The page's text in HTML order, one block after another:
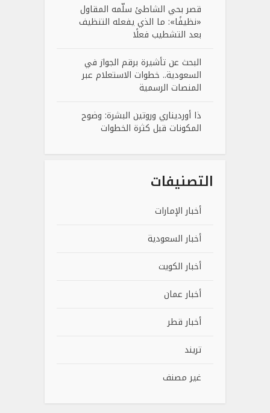
قصر بحي الشاطئ سلّمه المقاول
«نظيفًا»: ما الذي يفعله التنظيف
بعد التشطيب فعلًا
البحث عن تأشيرة برقم الجواز في
السعودية.. خطوات الاستعلام عبر
المنصات الرسمية
ذا أورديناري وروتين البشرة: وضوح
المكونات قبل كثرة الخطوات
التصنيفات
أخبار الإمارات
أخبار السعودية
أخبار الكويت
أخبار عمان
أخبار قطر
تريند
غير مصنف